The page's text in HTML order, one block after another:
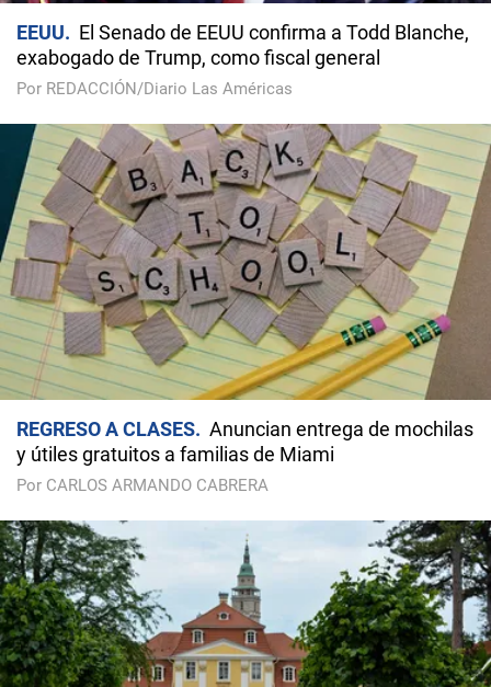
EEUU
El Senado de EEUU confirma a Todd Blanche,
exabogado de Trump, como fiscal general
Por REDACCIÓN/Diario Las Américas
REGRESO A CLASES
Anuncian entrega de mochilas
y útiles gratuitos a familias de Miami
Por CARLOS ARMANDO CABRERA